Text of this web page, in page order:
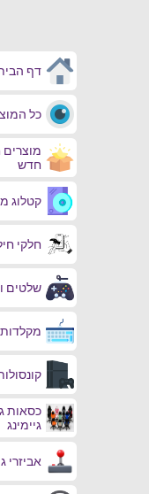
דף
כל
חדש
קטלוג
חלקי
שלטים
מקלדות
כסאות
גיימינג
אביזרי